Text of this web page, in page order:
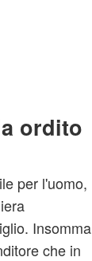
ordito
per l'uomo,
Insomma
che in